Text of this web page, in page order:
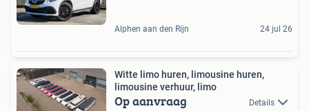
Alphen aan den Rijn 24 jul 26
Witte limo huren, limousine huren,
limousine verhuur, limo
Op aanvraag Details